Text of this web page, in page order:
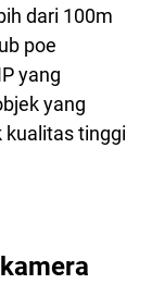
dari 100m
poe
yang
yang
kualitas tinggi